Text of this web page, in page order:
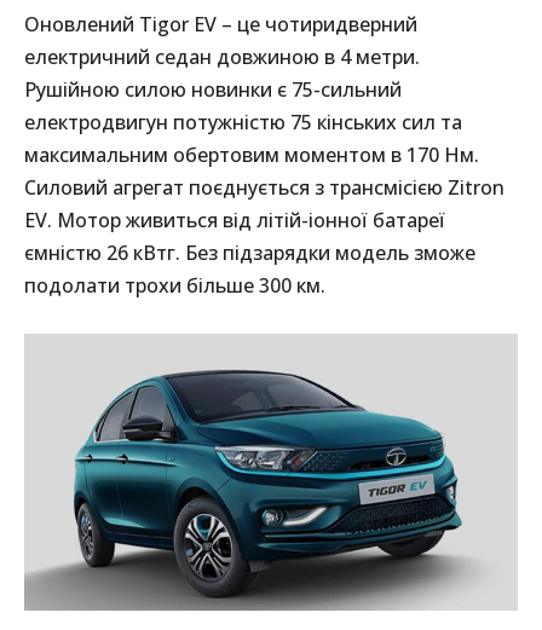
Оновлений Tigor EV – це чотиридверний
електричний седан довжиною в 4 метри.
Рушійною силою новинки є 75-сильний
електродвигун потужністю 75 кінських сил та
максимальним обертовим моментом в 170 Нм.
Силовий агрегат поєднується з трансмісією Zitron
EV. Мотор живиться від літій-іонної батареї
ємністю 26 кВтг. Без підзарядки модель зможе
подолати трохи більше 300 км.